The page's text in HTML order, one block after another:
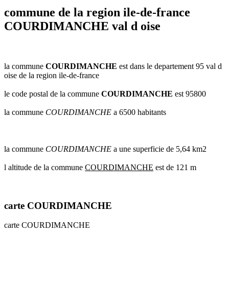
marne
communes
communes
val
oise
val
communes
radar
commune de la region ile-de-france
COURDIMANCHE val d oise
la commune COURDIMANCHE est dans le departement 95 val d
oise de la region ile-de-france
le code postal de la commune COURDIMANCHE est 95800
la commune COURDIMANCHE a 6500 habitants
la commune COURDIMANCHE a une superficie de 5,64 km2
l altitude de la commune COURDIMANCHE est de 121 m
carte COURDIMANCHE
carte COURDIMANCHE